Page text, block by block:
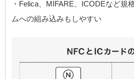
・Felica、MIFARE、ICODEなど規
ムへの組み込みもしやすい